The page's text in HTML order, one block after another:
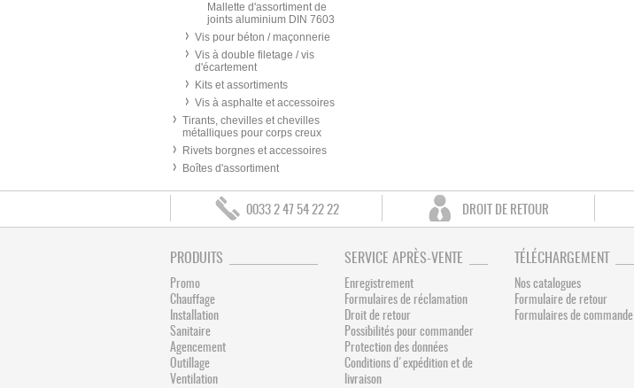
Mallette d'assortiment de
joints aluminium DIN 7603
Vis pour béton / maçonnerie
Vis à double filetage / vis
d'écartement
Kits et assortiments
Vis à asphalte et accessoires
Tirants, chevilles et chevilles
métalliques pour corps creux
Rivets borgnes et accessoires
Boîtes d'assortiment
0033 2 47 54 22 22 DROIT DE RETOUR
PRODUITS
Promo
Chauffage
Installation
Sanitaire
Agencement
Outillage
Ventilation
SERVICE APRÈS-VENTE
Enregistrement
Formulaires de réclamation
Droit de retour
Possibilités pour commander
Protection des données
Conditions d'expédition et de
livraison
TÉLÉCHARGEMENT
Nos catalogues
Formulaire de retour
Formulaires de commande